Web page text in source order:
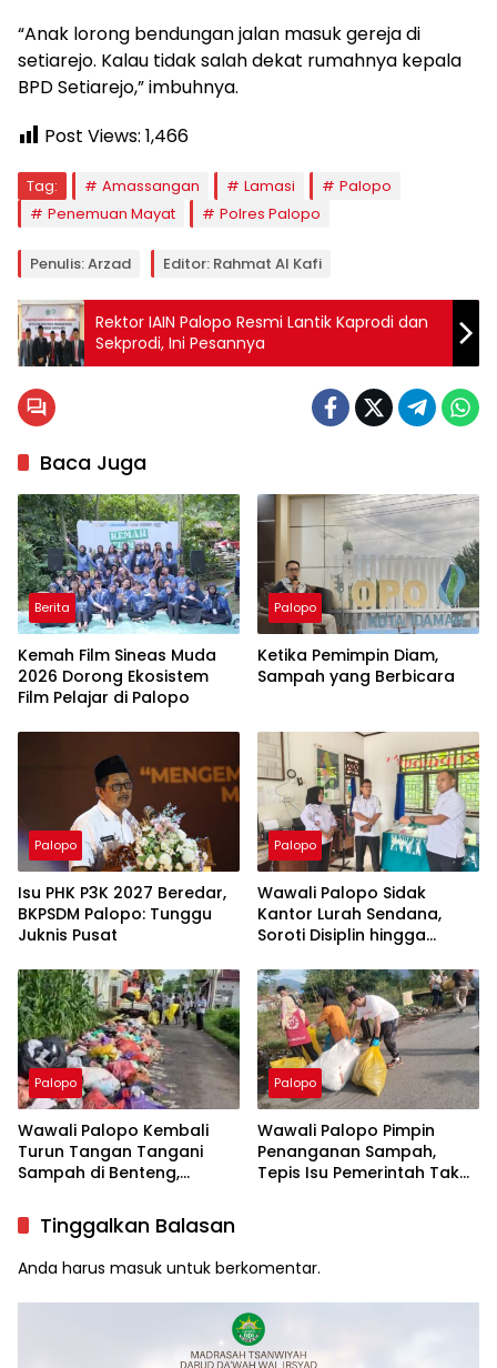
“Anak lorong bendungan jalan masuk gereja di
setiarejo. Kalau tidak salah dekat rumahnya kepala
BPD Setiarejo,” imbuhnya.
Post Views: 1,466
Tag: Amassangan Lamasi
Palopo
Penemuan Mayat
Polres Palopo
Penulis: Arzad Editor: Rahmat Al Kafi
Rektor IAIN Palopo Resmi Lantik Kaprodi dan
Sekprodi, Ini Pesannya
Baca Juga
Berita
Kemah Film Sineas Muda
2026 Dorong Ekosistem
Film Pelajar di Palopo
Palopo
Ketika Pemimpin Diam,
Sampah yang Berbicara
Palopo
Isu PHK P3K 2027 Beredar,
BKPSDM Palopo: Tunggu
Juknis Pusat
Palopo
Wawali Palopo Sidak
Kantor Lurah Sendana,
Soroti Disiplin hingga
Palopo
Wawali Palopo Kembali
Turun Tangan Tangani
Sampah di Benteng,
Palopo
Wawali Palopo Pimpin
Penanganan Sampah,
Tepis Isu Pemerintah Tak
Tinggalkan Balasan
Anda harus masuk untuk berkomentar.